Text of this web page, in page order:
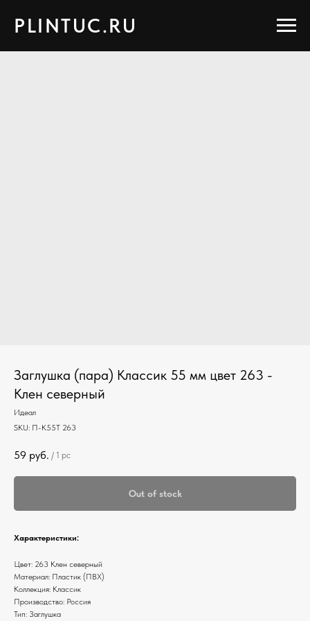
PLINTUC.RU
Заглушка (пара) Классик 55 мм цвет 263 -
Клен северный
Идеал
SKU: П-К55Т 263
59 руб. / 1 pc
Out of stock
Характеристики:
Цвет: 263 Клен северный
Материал: Пластик (ПВХ)
Коллекция: Классик
Производство: Россия
Тип: Заглушка